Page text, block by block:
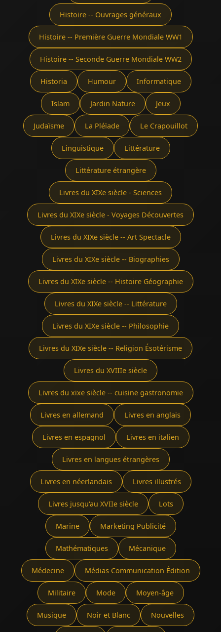
Histoire -- Ouvrages généraux
Histoire -- Première Guerre Mondiale WW1
Histoire -- Seconde Guerre Mondiale WW2
Historia Humour Informatique
Islam Jardin Nature Jeux
Judaïsme La Pléïade Le Crapouillot
Linguistique Littérature
Littérature étrangère
Livres du XIXe siècle - Sciences
Livres du XIXe siècle - Voyages Découvertes
Livres du XIXe siècle -- Art Spectacle
Livres du XIXe siècle -- Biographies
Livres du XIXe siècle -- Histoire Géographie
Livres du XIXe siècle -- Littérature
Livres du XIXe siècle -- Philosophie
Livres du XIXe siècle -- Religion Ésotérisme
Livres du XVIIIe siècle
Livres du xixe siècle -- cuisine gastronomie
Livres en allemand Livres en anglais
Livres en espagnol Livres en italien
Livres en langues étrangères
Livres en néerlandais Livres illustrés
Livres jusqu'au XVIIe siècle Lots
Marine Marketing Publicité
Mathématiques Mécanique
Médecine Médias Communication Édition
Militaire Mode Moyen-âge
Musique Noir et Blanc Nouvelles